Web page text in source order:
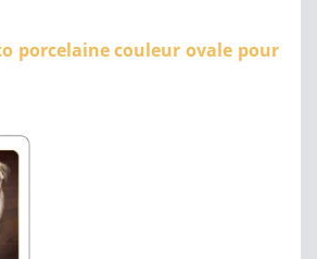
porcelaine couleur ovale pour